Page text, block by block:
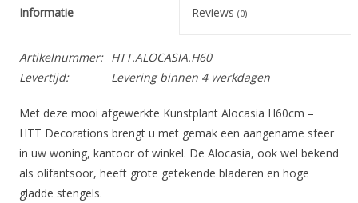
Informatie Reviews (0)
Artikelnummer: HTT.ALOCASIA.H60
Levertijd:
Levering binnen 4 werkdagen
Met deze mooi afgewerkte Kunstplant Alocasia H60cm –
HTT Decorations brengt u met gemak een aangename sfeer
in uw woning, kantoor of winkel. De Alocasia, ook wel bekend
als olifantsoor, heeft grote getekende bladeren en hoge
gladde stengels.